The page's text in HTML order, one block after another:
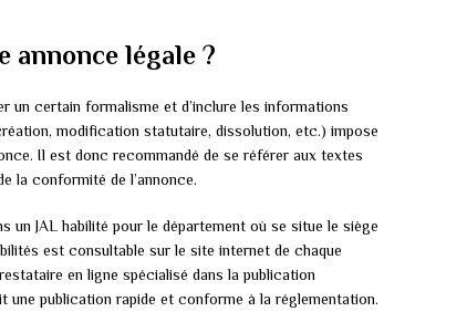
annonce légale ?
un certain formalisme et d’inclure les informations
modification statutaire, dissolution, etc.) impose
Il est donc recommandé de se référer aux textes
la conformité de l’annonce.
un JAL habilité pour le département où se situe le siège
est consultable sur le site internet de chaque
en ligne spécialisé dans la publication
une publication rapide et conforme à la réglementation.